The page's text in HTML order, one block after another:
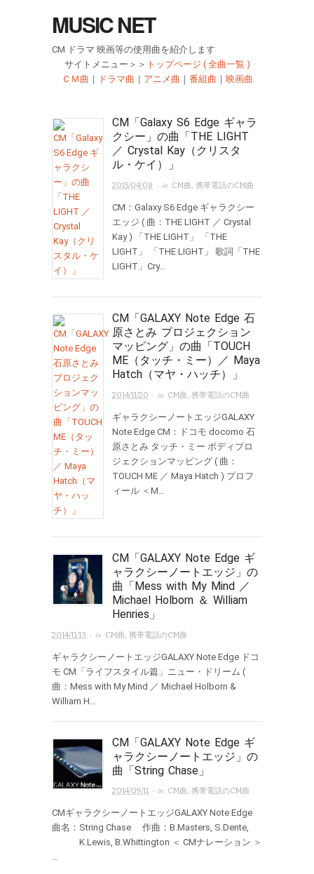
MUSIC NET
CM ドラマ 映画等の使用曲を紹介します
サイトメニュー＞＞ トップページ ( 全曲一覧 )
ＣＭ曲 ｜ ドラマ曲 ｜ アニメ曲 ｜ 番組曲 ｜ 映画曲
CM「Galaxy S6 Edge ギャラ
クシー」の曲「THE LIGHT
／ Crystal Kay（クリスタ
ル・ケイ）」
2015/04/08 · in CM曲 ,携帯電話のCM曲
CM：Galaxy S6 Edge ギャラクシー
エッジ ( 曲：THE LIGHT ／ Crystal
Kay ) 「THE LIGHT」 「THE
LIGHT」 「THE LIGHT」 歌詞「THE
LIGHT」Cry…
CM「GALAXY Note Edge 石
原さとみ プロジェクション
マッピング」の曲「TOUCH
ME（タッチ・ミー）／ Maya
Hatch（マヤ・ハッチ）」
2014/11/20 · in CM曲 ,携帯電話のCM曲
ギャラクシーノートエッジGALAXY
Note Edge CM：ドコモ docomo 石
原さとみ タッチ・ミー ボディプロ
ジェクションマッピング ( 曲：
TOUCH ME ／ Maya Hatch ) プロフ
ィール ＜M…
CM「GALAXY Note Edge ギ
ャラクシーノートエッジ」の
曲「Mess with My Mind ／
Michael Holborn ＆ William
Henries」
2014/11/13 · in CM曲 携帯電話のCM曲
ギャラクシーノートエッジGALAXY Note Edge ドコ
モ CM「ライフスタイル篇」ニュー・ドリーム (
曲：Mess with My Mind ／ Michael Holborn &
William H…
CM「GALAXY Note Edge ギ
ャラクシーノートエッジ」の
曲「String Chase」
2014/09/11 · in CM曲,携帯電話のCM曲
CMギャラクシーノートエッジGALAXY Note Edge
曲名：String Chase 作曲：B.Masters, S.Dente,
K.Lewis, B.Whittington ＜ CMナレーション ＞
…